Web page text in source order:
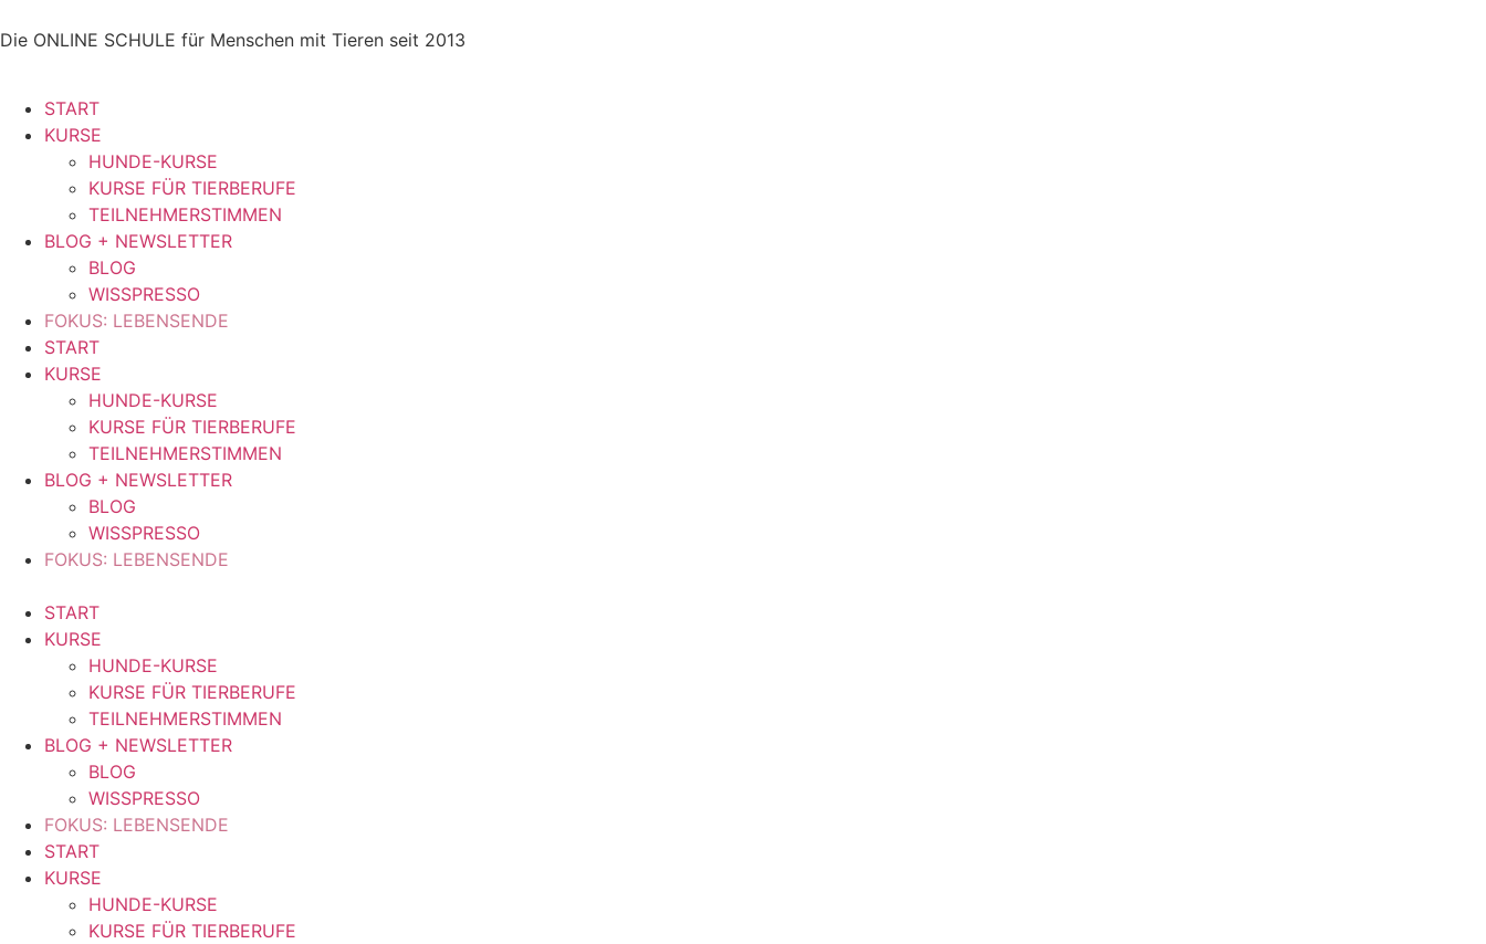
Die ONLINE SCHULE für Menschen mit Tieren seit 2013
START
KURSE
HUNDE-KURSE
KURSE FÜR TIERBERUFE
TEILNEHMERSTIMMEN
BLOG + NEWSLETTER
BLOG
WISSPRESSO
FOKUS: LEBENSENDE
START
KURSE
HUNDE-KURSE
KURSE FÜR TIERBERUFE
TEILNEHMERSTIMMEN
BLOG + NEWSLETTER
BLOG
WISSPRESSO
FOKUS: LEBENSENDE
START
KURSE
HUNDE-KURSE
KURSE FÜR TIERBERUFE
TEILNEHMERSTIMMEN
BLOG + NEWSLETTER
BLOG
WISSPRESSO
FOKUS: LEBENSENDE
START
KURSE
HUNDE-KURSE
KURSE FÜR TIERBERUFE